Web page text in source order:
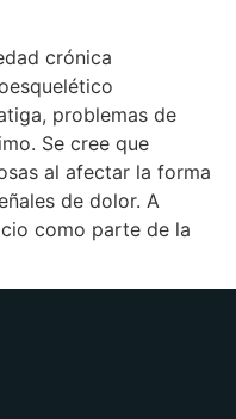
crónica
problemas de
Se cree que
al afectar la forma
de dolor. A
como parte de la